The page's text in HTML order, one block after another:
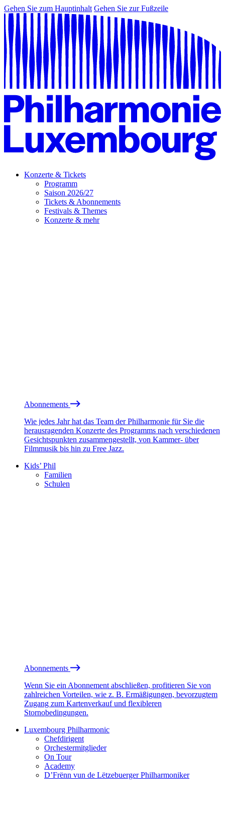
Gehen Sie zum Hauptinhalt Gehen Sie zur Fußzeile
Konzerte & Tickets
Programm
Saison 2026/27
Tickets & Abonnements
Festivals & Themes
Konzerte & mehr
Abonnements
Wie jedes Jahr hat das Team der Philharmonie für Sie die
herausragenden Konzerte des Programms nach verschiedenen
Gesichtspunkten zusammengestellt, von Kammer- über
Filmmusik bis hin zu Free Jazz.
Kids’ Phil
Familien
Schulen
Abonnements
Wenn Sie ein Abonnement abschließen, profitieren Sie von
zahlreichen Vorteilen, wie z. B. Ermäßigungen, bevorzugtem
Zugang zum Kartenverkauf und flexibleren
Stornobedingungen.
Luxembourg Philharmonic
Chefdirigent
Orchestermitglieder
On Tour
Academy
D’Frënn vun de Lëtzebuerger Philharmoniker